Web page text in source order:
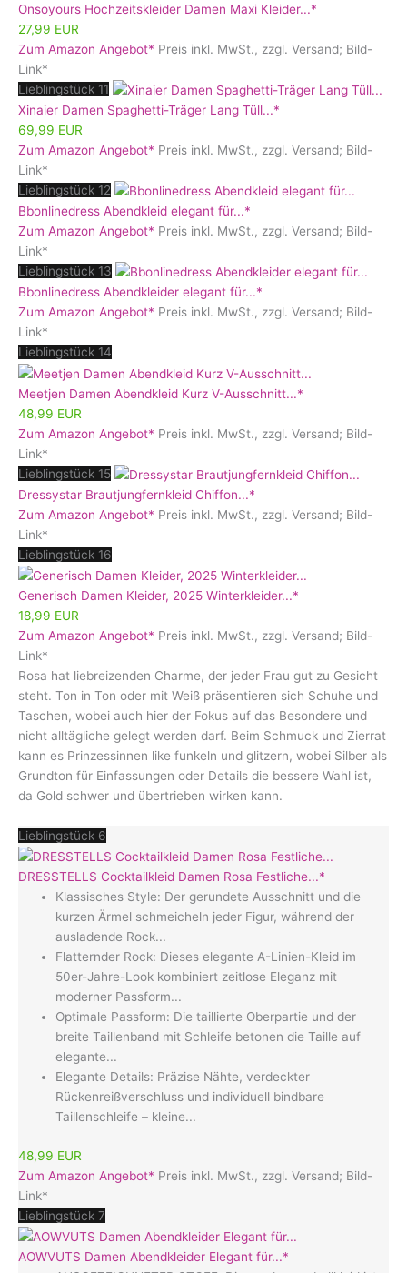
Onsoyours Hochzeitskleider Damen Maxi Kleider...*
27,99 EUR
Zum Amazon Angebot* Preis inkl. MwSt., zzgl. Versand; Bild-
Link*
Lieblingstück 11
Xinaier Damen Spaghetti-Träger Lang Tüll...*
69,99 EUR
Zum Amazon Angebot* Preis inkl. MwSt., zzgl. Versand; Bild-
Link*
Lieblingstück 12
Bbonlinedress Abendkleid elegant für...*
Zum Amazon Angebot* Preis inkl. MwSt., zzgl. Versand; Bild-
Link*
Lieblingstück 13
Bbonlinedress Abendkleider elegant für...*
Zum Amazon Angebot* Preis inkl. MwSt., zzgl. Versand; Bild-
Link*
Lieblingstück 14
Meetjen Damen Abendkleid Kurz V-Ausschnitt...*
48,99 EUR
Zum Amazon Angebot* Preis inkl. MwSt., zzgl. Versand; Bild-
Link*
Lieblingstück 15
Dressystar Brautjungfernkleid Chiffon...*
Zum Amazon Angebot* Preis inkl. MwSt., zzgl. Versand; Bild-
Link*
Lieblingstück 16
Generisch Damen Kleider, 2025 Winterkleider...*
18,99 EUR
Zum Amazon Angebot* Preis inkl. MwSt., zzgl. Versand; Bild-
Link*
Rosa hat liebreizenden Charme, der jeder Frau gut zu Gesicht
steht. Ton in Ton oder mit Weiß präsentieren sich Schuhe und
Taschen, wobei auch hier der Fokus auf das Besondere und
nicht alltägliche gelegt werden darf. Beim Schmuck und Zierrat
kann es Prinzessinnen like funkeln und glitzern, wobei Silber als
Grundton für Einfassungen oder Details die bessere Wahl ist,
da Gold schwer und übertrieben wirken kann.
Lieblingstück 6
DRESSTELLS Cocktailkleid Damen Rosa Festliche...*
Klassisches Style: Der gerundete Ausschnitt und die
kurzen Ärmel schmeicheln jeder Figur, während der
ausladende Rock...
Flatternder Rock: Dieses elegante A-Linien-Kleid im
50er-Jahre-Look kombiniert zeitlose Eleganz mit
moderner Passform...
Optimale Passform: Die taillierte Oberpartie und der
breite Taillenband mit Schleife betonen die Taille auf
elegante...
Elegante Details: Präzise Nähte, verdeckter
Rückenreißverschluss und individuell bindbare
Taillenschleife – kleine...
48,99 EUR
Zum Amazon Angebot* Preis inkl. MwSt., zzgl. Versand; Bild-
Link*
Lieblingstück 7
AOWVUTS Damen Abendkleider Elegant für...*